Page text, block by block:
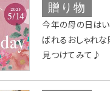
贈り物
今年の母の日は
ばれるおしゃれ
見つけてみて♪